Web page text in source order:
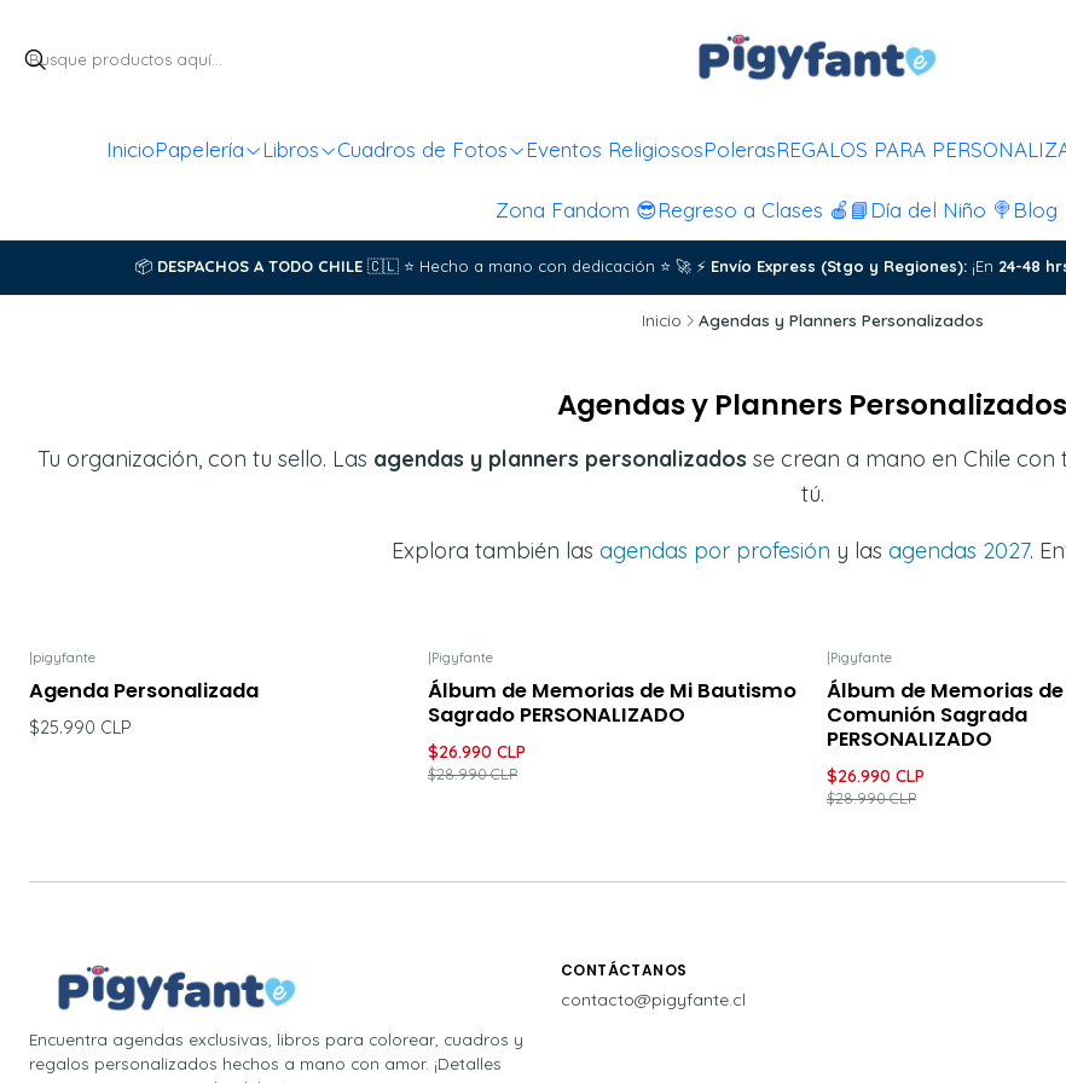
InicioPapelería Libros Cuadros de Fotos Eventos ReligiososPolerasREGALOS PARA
Zona Fandom 😎Regreso a Clases 🍎📘 Día del Niño 🍭 Blog
📦 DESPACHOS A TODO CHILE 🇨🇱 ⭐ Hecho a mano con dedicación ⭐ 🚀 ⚡ Envío Express (Stgo y Regiones): ¡En 24-48
Inicio Agendas y Planners Personalizados
Agendas y Planners Personalizados
Tu organización, con tu sello. Las agendas y planners personalizados se crean a mano en Chile
tú.
Explora también las agendas por profesión y las agendas 2027.
pigyfante
Agenda Personalizada
$25.990 CLP
DESCUENTO
Pigyfante
Álbum de Memorias de Mi Bautismo
Sagrado PERSONALIZADO
$26.990 CLP
$28.990 CLP
DESCUENTO
Pigyfante
Álbum de Memorias
Comunión Sagrada
PERSONALIZADO
$26.990 CLP
$28.990 CLP
Encuentra agendas exclusivas, libros para colorear, cuadros y
regalos personalizados hechos a mano con amor. ¡Detalles
CONTÁCTANOS
contacto@pigyfante.cl